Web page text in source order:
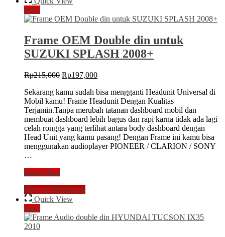
untuk
FORD
2011
Sale!
Frame OEM Double din untuk
SUZUKI SPLASH 2008+
Rp215,000 Original
was:
Rp215,000.
Rp197,000Current
is:
Rp197,000.
Sekarang kamu sudah bisa mengganti Headunit Universal di
Mobil kamu! Frame Headunit Dengan Kualitas
Terjamin.Tanpa merubah tatanan dashboard mobil dan
membuat dashboard lebih bagus dan rapi karna tidak ada lagi
celah rongga yang terlihat antara body dashboard dengan
Head Unit yang kamu pasang! Dengan Frame ini kamu bisa
menggunakan audioplayer PIONEER / CLARION / SONY
…
Frame
Double
din
untuk
SUZUKI
SPLASH
Read More
Buy via WhatsApp
Quick View
Sale!